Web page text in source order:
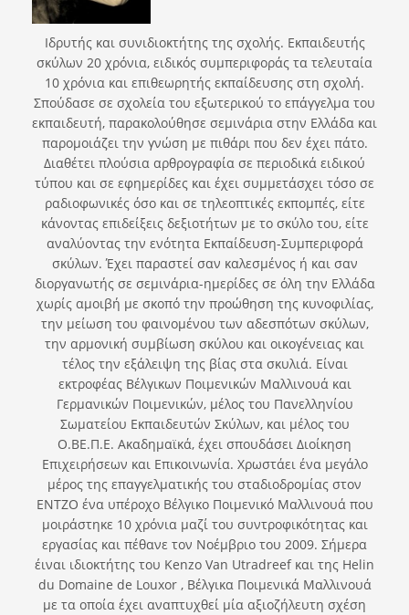
Ιδρυτής και συνιδιοκτήτης της σχολής. Εκπαιδευτής
σκύλων 20 χρόνια, ειδικός συμπεριφοράς τα τελευταία
10 χρόνια και επιθεωρητής εκπαίδευσης στη σχολή.
Σπούδασε σε σχολεία του εξωτερικού το επάγγελμα του
εκπαιδευτή, παρακολούθησε σεμινάρια στην Ελλάδα και
παρομοιάζει την γνώση με πιθάρι που δεν έχει πάτο.
Διαθέτει πλούσια αρθρογραφία σε περιοδικά ειδικού
τύπου και σε εφημερίδες και έχει συμμετάσχει τόσο σε
ραδιοφωνικές όσο και σε τηλεοπτικές εκπομπές, είτε
κάνοντας επιδείξεις δεξιοτήτων με το σκύλο του, είτε
αναλύοντας την ενότητα Εκπαίδευση-Συμπεριφορά
σκύλων. Έχει παραστεί σαν καλεσμένος ή και σαν
διοργανωτής σε σεμινάρια-ημερίδες σε όλη την Ελλάδα
χωρίς αμοιβή με σκοπό την προώθηση της κυνοφιλίας,
την μείωση του φαινομένου των αδεσπότων σκύλων,
την αρμονική συμβίωση σκύλου και οικογένειας και
τέλος την εξάλειψη της βίας στα σκυλιά. Είναι
εκτροφέας Βέλγικων Ποιμενικών Μαλλινουά και
Γερμανικών Ποιμενικών, μέλος του Πανελληνίου
Σωματείου Εκπαιδευτών Σκύλων, και μέλος του
Ο.ΒΕ.Π.Ε. Ακαδημαϊκά, έχει σπουδάσει Διοίκηση
Επιχειρήσεων και Επικοινωνία. Χρωστάει ένα μεγάλο
μέρος της επαγγελματικής του σταδιοδρομίας στον
ΕΝΤΖΟ ένα υπέροχο Βέλγικο Ποιμενικό Μαλλινουά που
μοιράστηκε 10 χρόνια μαζί του συντροφικότητας και
εργασίας και πέθανε τον Νοέμβριο του 2009. Σήμερα
έιναι ιδιοκτήτης του Kenzo Van Utradreef και της Helin
du Domaine de Louxor , Βέλγικα Ποιμενικά Μαλλινουά
με τα οποία έχει αναπτυχθεί μία αξιοζήλευτη σχέση